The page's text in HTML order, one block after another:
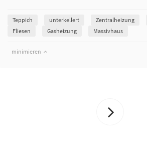
Teppich unterkellert Zentralheizung
Fliesen
Gasheizung Massivhaus
minimieren